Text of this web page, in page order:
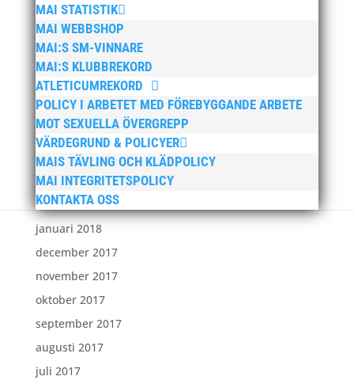
MAI STATISTIK
MAI WEBBSHOP
MAI:S SM-VINNARE
MAI:S KLUBBREKORD
ATLETICUMREKORD
POLICY I ARBETET MED FÖREBYGGANDE ARBETE
MOT SEXUELLA ÖVERGREPP
VÄRDEGRUND & POLICYER
MAIS TÄVLING OCH KLÄDPOLICY
MAI INTEGRITETSPOLICY
KONTAKTA OSS
oktober 2018
september 2018
augusti 2018
juli 2018
juni 2018
maj 2018
april 2018
mars 2018
februari 2018
januari 2018
december 2017
november 2017
oktober 2017
september 2017
augusti 2017
juli 2017